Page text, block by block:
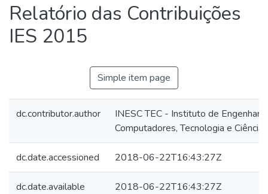
Relatório das Contribuições
IES 2015
Simple item page
dc.contributor.author
INESC TEC - Instituto de
Computadores, Tecnologia e Ciência
dc.date.accessioned 2018-06-22T16:43:27Z
dc.date.available 2018-06-22T16:43:27Z